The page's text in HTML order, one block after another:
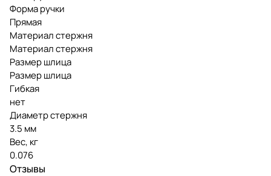
Форма ручки
Прямая
Материал стержня
Материал стержня
Размер шлица
Размер шлица
Гибкая
нет
Диаметр стержня
3.5 мм
Вес, кг
0.076
Отзывы